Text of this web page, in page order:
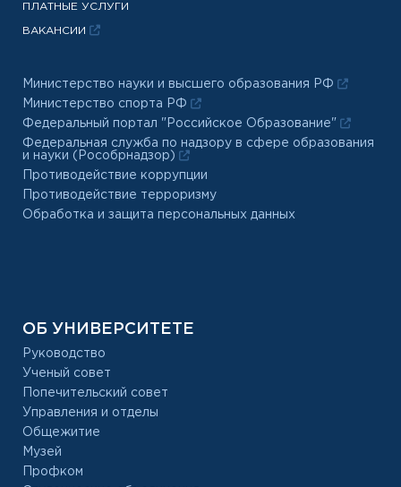
ПЛАТНЫЕ УСЛУГИ
ВАКАНСИИ
Министерство науки и высшего образования РФ
Министерство спорта РФ
Федеральный портал "Российское Образование"
Федеральная служба по надзору в сфере образования
и науки (Рособрнадзор)
Противодействие коррупции
Противодействие терроризму
Обработка и защита персональных данных
ОБ УНИВЕРСИТЕТЕ
Руководство
Ученый совет
Попечительский совет
Управления и отделы
Общежитие
Музей
Профком